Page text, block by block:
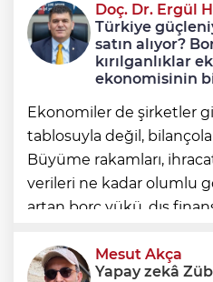
12 maddelik
metni
Doç. Dr. Ergül
Türkiye
satın alıyor?
kırılganlıklar
ekonomisinin
Ekonomiler de şirketler
tablosuyla değil,
Büyüme rakamları,
verileri ne kadar olumlu
artan borç yükü, dış
alınmadığında ortaya eksik
Mesut Akça
Yapay zekâ